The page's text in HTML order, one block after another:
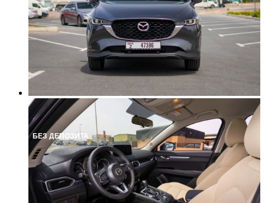
БЕЗ ДЕПОЗИТА